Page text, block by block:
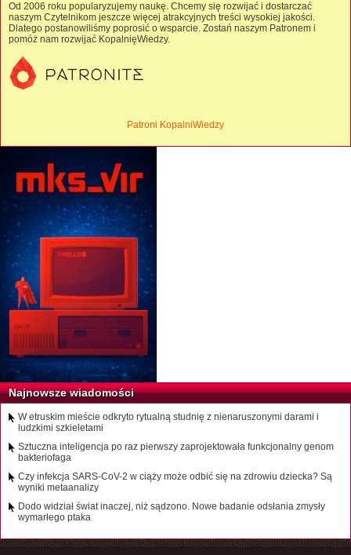
Od 2006 roku popularyzujemy naukę. Chcemy się rozwijać i dostarczać
naszym Czytelnikom jeszcze więcej atrakcyjnych treści wysokiej jakości.
Dlatego postanowiliśmy poprosić o wsparcie. Zostań naszym Patronem i
pomóż nam rozwijać KopalnięWiedzy.
Patroni KopalniWiedzy
Najnowsze wiadomości
W etruskim mieście odkryto rytualną studnię z nienaruszonymi darami i
ludzkimi szkieletami
Sztuczna inteligencja po raz pierwszy zaprojektowała funkcjonalny genom
bakteriofaga
Czy infekcja SARS-CoV-2 w ciąży może odbić się na zdrowiu dziecka? Są
wyniki metaanalizy
Dodo widział świat inaczej, niż sądzono. Nowe badanie odsłania zmysły
wymarłego ptaka